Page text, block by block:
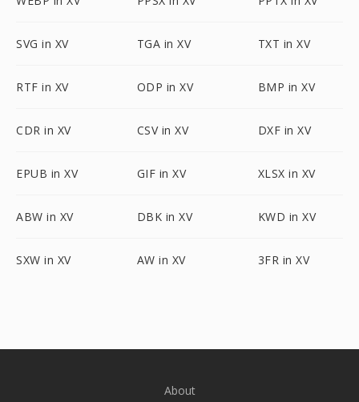
SVG in XV TGA in XV TXT in XV
RTF in XV ODP in XV BMP in XV
CDR in XV CSV in XV DXF in XV
EPUB in XV GIF in XV XLSX in XV
ABW in XV DBK in XV KWD in XV
SXW in XV AW in XV 3FR in XV
About